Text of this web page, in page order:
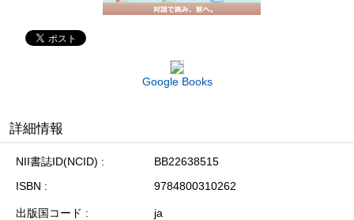
Google Books
詳細情報
NII書誌ID(NCID)
BB22638515
ISBN
9784800310262
出版国コード
ja